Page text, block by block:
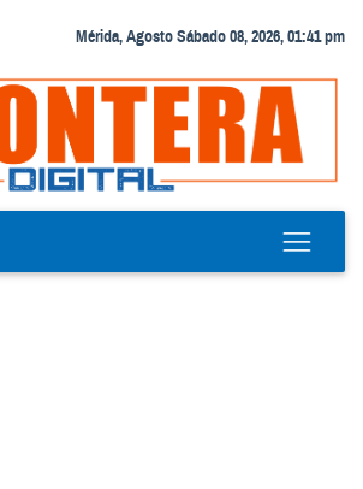
Mérida, Agosto Sábado 08, 2026, 01:41 pm